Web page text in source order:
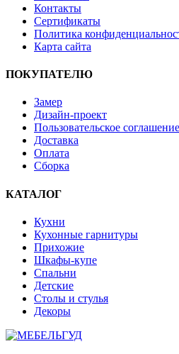
Контакты
Сертификаты
Политика
Карта сайта
ПОКУПАТЕЛЮ
Замер
Дизайн-проект
Пользовательское соглашение
Доставка
Оплата
Сборка
КАТАЛОГ
Кухни
Кухонные гарнитуры
Прихожие
Шкафы-купе
Спальни
Детские
Столы и стулья
Декоры